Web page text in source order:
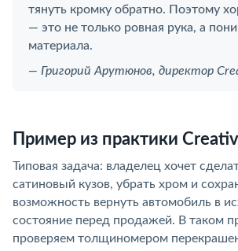
тянуть кромку обратно. Поэтому
— это не только ровная рука, а
материала.
— Григорий Арутюнов, директор
Пример из практики
Типовая задача: владелец хочет
сатиновый кузов, убрать хром и
возможность вернуть автомобиль в
состояние перед продажей. В таком
проверяем толщиномером